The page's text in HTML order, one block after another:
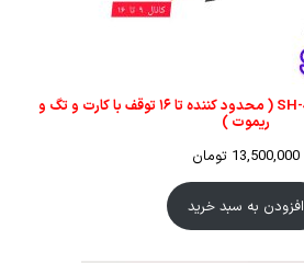
اکسس کنترل آسانسور SH-416 ( محدود کننده تا ۱۶ توقف با کارت و تگ و
ریموت )
13,500,000 تومان
افزودن به سبد خرید